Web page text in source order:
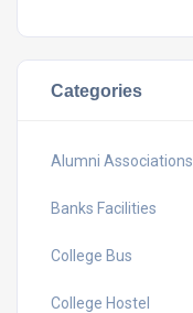
Categories
Alumni Associations
Banks Facilities
College Bus
College Hostel